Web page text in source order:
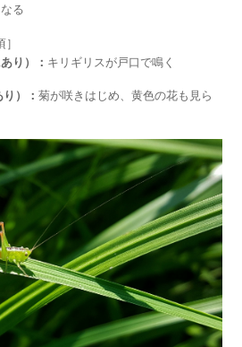
る
り）： キリギリスが戸口で鳴く
り）：菊が咲きはじめ、黄色の花も見ら